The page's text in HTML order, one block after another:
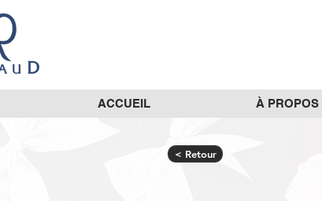
ACCUEIL À PROPOS
< Retour